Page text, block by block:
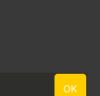
OK